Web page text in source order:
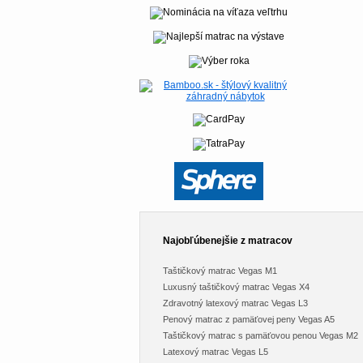
Najobľúbenejšie z matracov
Taštičkový matrac Vegas M1
Luxusný taštičkový matrac Vegas X4
Zdravotný latexový matrac Vegas L3
Penový matrac z pamäťovej peny Vegas A5
Taštičkový matrac s pamäťovou penou Vegas M2
Latexový matrac Vegas L5